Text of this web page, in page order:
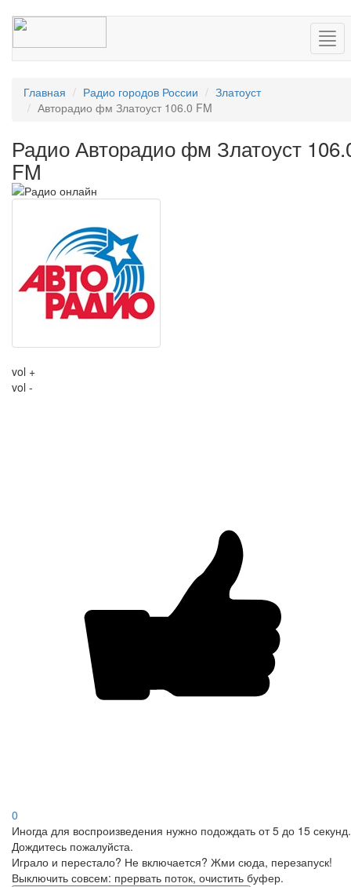
Главная Радио городов России
Златоуст
Авторадио фм Златоуст 106.0 FM
Радио Авторадио фм Златоуст
FM
vol +
vol -
0
Иногда для воспроизведения нужно подождать от 5 до 15 секунд.
Дождитесь пожалуйста.
Играло и перестало? Не включается? Жми сюда, перезапуск!
Выключить совсем: прервать поток, очистить буфер.